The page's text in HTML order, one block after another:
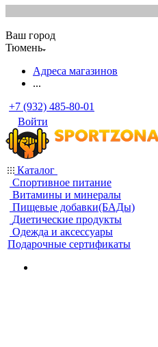
Ваш город
Тюмень
Адреса магазинов
...
+7 (932) 485-80-01
Войти
Каталог
Спортивное питание
Витамины и минералы
Пищевые добавки(БАДы)
Диетические продукты
Одежда и аксессуары
Подарочные сертификаты